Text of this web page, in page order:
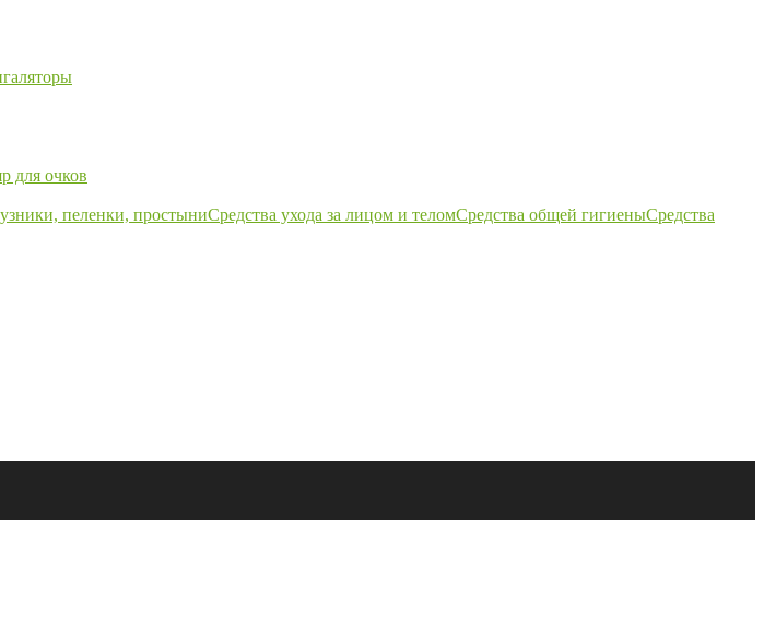
для очков
пеленки, простыниСредства ухода за лицом и теломСредства общей гигиеныСредства